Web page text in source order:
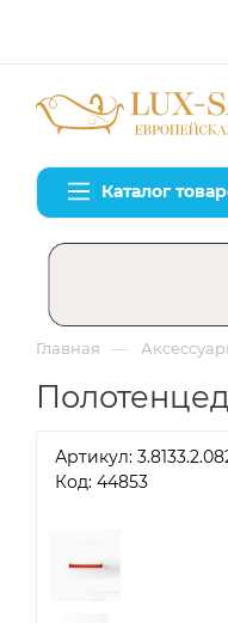
Каталог
Главная —
Артикул:
Код: 44853